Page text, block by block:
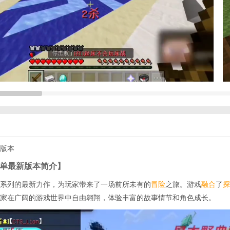
本
最新版本简介】
列的最新力作，为玩家带来了一场前所未有的冒险之旅。游戏融合了
在广阔的游戏世界中自由翱翔，体验丰富的故事情节和角色成长。